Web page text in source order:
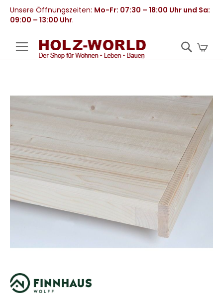
Unsere Öffnungszeiten: Mo-Fr: 07:30 – 18:00 Uhr und Sa:
09:00 – 13:00 Uhr.
der
springen
Zum
Anfang